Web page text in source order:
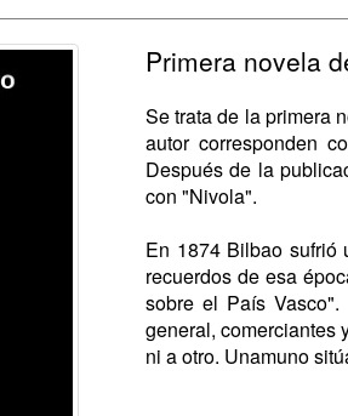
Primera novela
Se trata de la primera
autor corresponden
Después de la
con "Nivola".
En 1874 Bilbao sufrió
recuerdos de esa
sobre el País
general, comerciantes
ni a otro. Unamuno